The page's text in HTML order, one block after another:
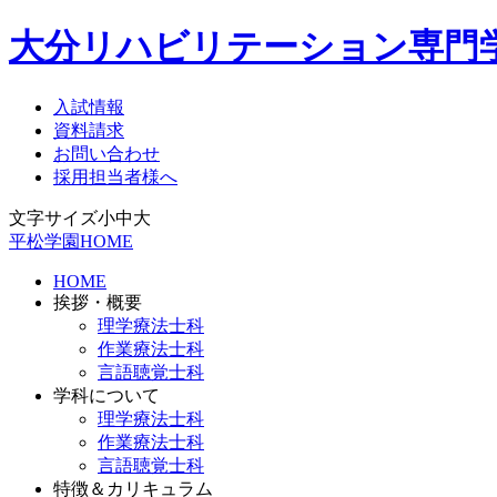
大分リハビリテーション専門
入試情報
資料請求
お問い合わせ
採用担当者様へ
文字サイズ小中大
平松学園HOME
HOME
挨拶・概要
理学療法士科
作業療法士科
言語聴覚士科
学科について
理学療法士科
作業療法士科
言語聴覚士科
特徴＆カリキュラム